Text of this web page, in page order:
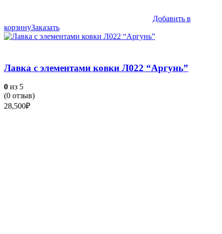
Добавить в
корзинуЗаказать
Лавка с элементами ковки Л022 “Аргунь”
0 из 5
(0 отзыв)
28,500₽